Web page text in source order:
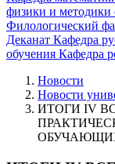
физики и методики
Филологический
Деканат Кафедра
обучения Кафедра
Новости
Новости
ИТОГИ IV